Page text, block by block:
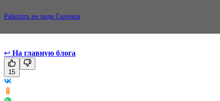
Работать не ради Галочки
↩ На главную блога
15